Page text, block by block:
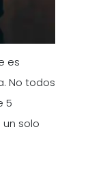
es
No todos
5
solo